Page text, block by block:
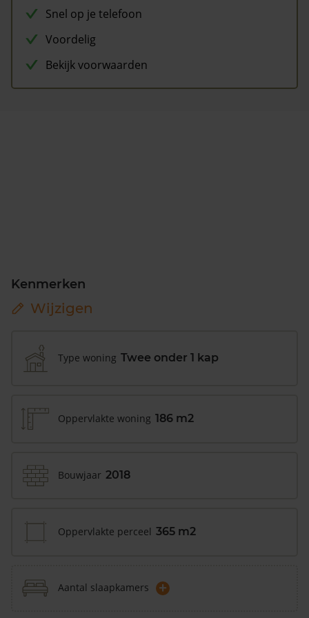
Snel op je telefoon
Voordelig
Bekijk voorwaarden
Kenmerken
Wijzigen
Type woning Twee onder 1 kap
Oppervlakte woning 186 m2
Bouwjaar 2018
Oppervlakte perceel 365 m2
Aantal slaapkamers +